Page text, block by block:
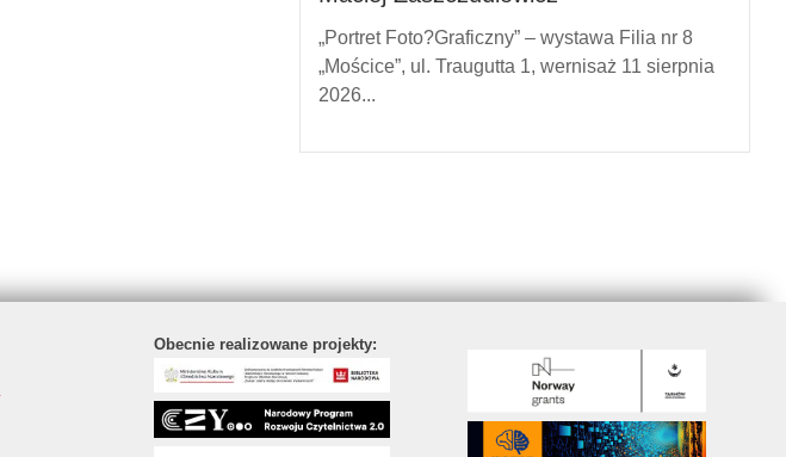
„Portret Foto?Graficzny” – wystawa Filia nr 8
„Mościce”, ul. Traugutta 1, wernisaż 11 sierpnia
2026...
Obecnie realizowane projekty: